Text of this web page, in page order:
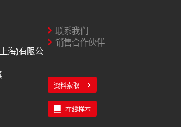
海)有限公
联系我们
销售合作伙伴
资料索取
在线样本